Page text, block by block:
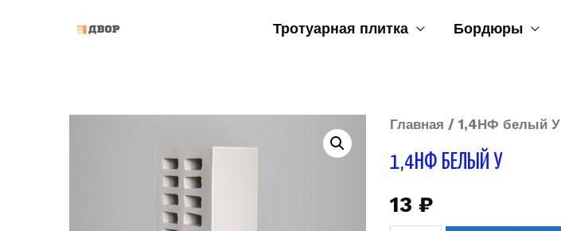
Тротуарная плитка Бордюры
Главная / 1,4НФ белый У
1,4НФ БЕЛЫЙ У
13₽